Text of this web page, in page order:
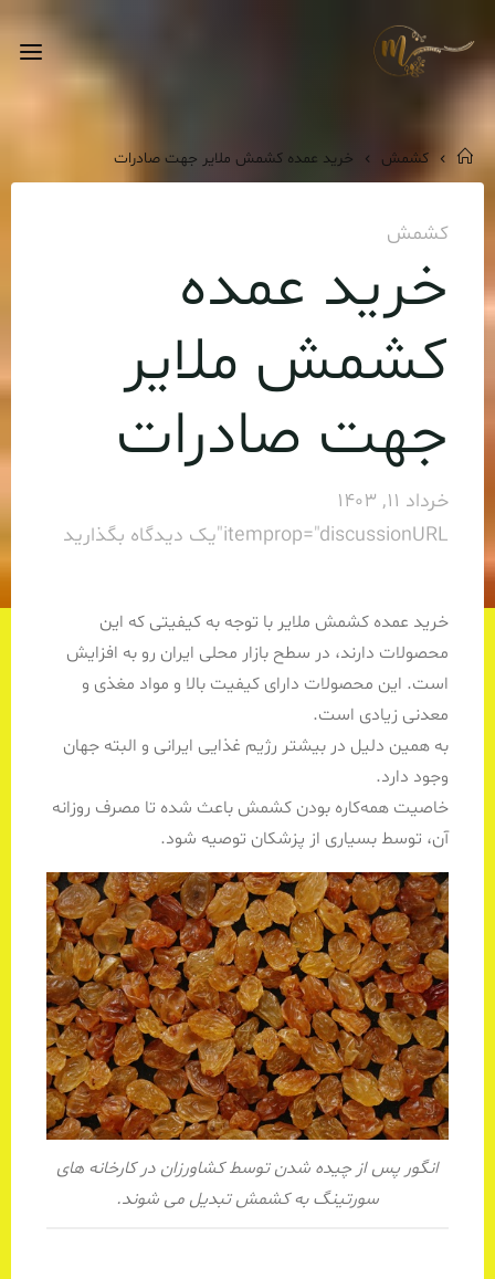
content
خانهکشمش خرید عمده کشمش ملایر جهت صادرات
کشمش
خرید عمده
کشمش ملایر
جهت صادرات
خرداد 11, 1403
itemprop="discussionURL" یک دیدگاه بگذارید
خرید عمده کشمش ملایر با توجه به کیفیتی که این
محصولات دارند، در سطح بازار محلی ایران رو به افزایش
است. این محصولات دارای کیفیت بالا و مواد مغذی و
معدنی زیادی است.
به همین دلیل در بیشتر رژیم غذایی ایرانی و البته جهان
وجود دارد.
خاصیت همه‌کاره بودن کشمش باعث شده تا مصرف روزانه
آن، توسط بسیاری از پزشکان توصیه شود.
انگور پس از چیده شدن توسط کشاورزان در کارخانه های
سورتینگ به کشمش تبدیل می شوند.